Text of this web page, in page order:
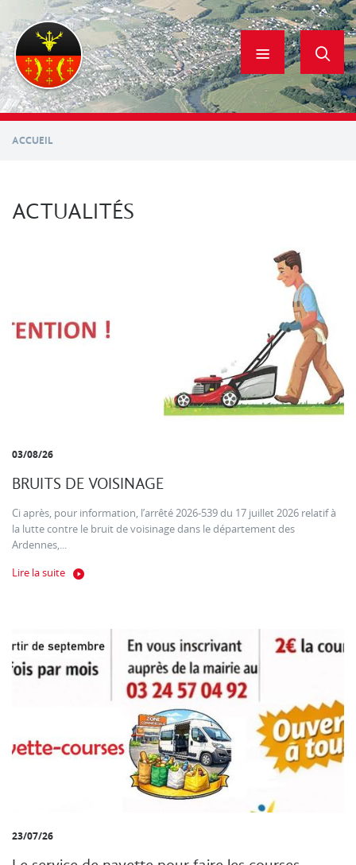
contenu
principal
ACCUEIL
ACTUALITÉS
03/08/26
BRUITS DE VOISINAGE
Ci après, pour information, l’arrêté 2026-539 du 17 juillet 2026 relatif à
la lutte contre le bruit de voisinage dans le département des
Ardennes,...
Lire la suite
23/07/26